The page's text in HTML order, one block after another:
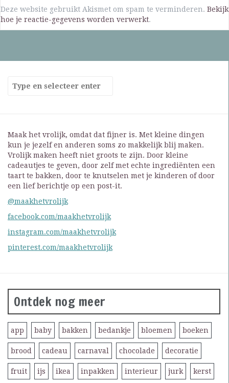
Deze website gebruikt Akismet om spam te verminderen. Bekijk
hoe je reactie-gegevens worden verwerkt.
Maak het vrolijk, omdat dat fijner is. Met kleine dingen
kun je jezelf en anderen soms zo makkelijk blij maken.
Vrolijk maken heeft niet groots te zijn. Door kleine
cadeautjes te geven, door zelf met echte ingrediënten een
taart te bakken, door te knutselen met je kinderen of door
een lief berichtje op een post-it.
@maakhetvrolijk
facebook.com/maakhetvrolijk
instagram.com/maakhetvrolijk
pinterest.com/maakhetvrolijk
Ontdek nog meer
app baby bakken bedankje bloemen boeken
brood cadeau carnaval chocolade decoratie
fruit ijs ikea inpakken interieur jurk kerst